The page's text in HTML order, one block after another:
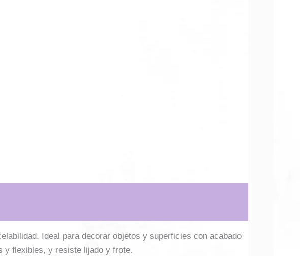
Ideal para decorar objetos y superficies con acabado
y flexibles, y resiste lijado y frote.